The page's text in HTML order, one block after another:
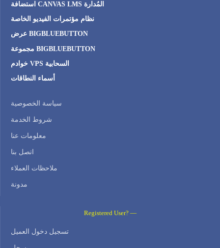
استضافة CANVAS LMS المُدارة
نظام مؤتمرات الفيديو الخاصة
عرض BIGBLUEBUTTON
مجموعة BIGBLUEBUTTON
خوادم VPS السحابية
أسماء النطاقات
سياسة الخصوصية
شروط الخدمة
معلومات عنا
اتصل بنا
ملاحظات العملاء
مدونة
Registered User? —
تسجيل دخول العميل